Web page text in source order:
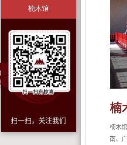
楠木馆
扫一扫，关注我们
楠
楠木
南、